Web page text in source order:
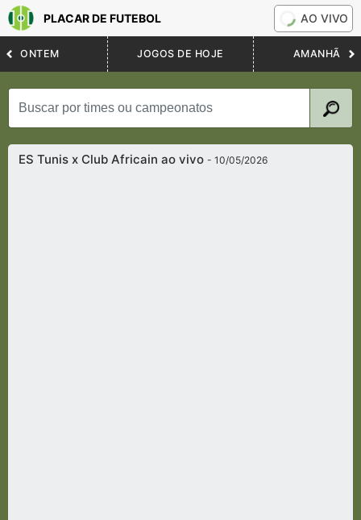
PLACAR DE FUTEBOL AO VIVO
ONTEM JOGOS DE HOJE AMANHÃ
ES Tunis x Club Africain ao vivo- 10/05/2026